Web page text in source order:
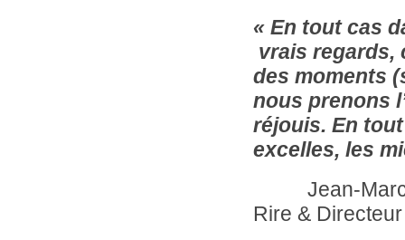
« En tout cas
vrais regards,
des moments
nous prenons
réjouis. En
excelles, les
Jean-Marc
Rire &